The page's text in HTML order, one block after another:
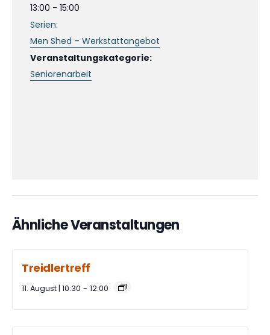
13:00 - 15:00
Serien:
Men Shed – Werkstattangebot
Veranstaltungskategorie:
Seniorenarbeit
Ähnliche Veranstaltungen
Treidlertreff
11. August | 10:30 - 12:00